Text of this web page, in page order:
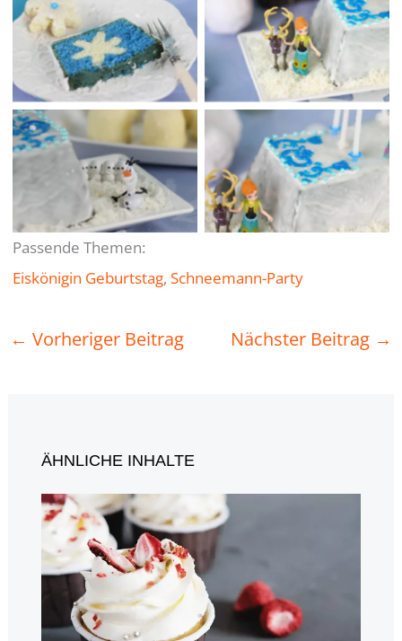
Passende Themen:
Eiskönigin Geburtstag, Schneemann-Party
← Vorheriger Beitrag Nächster Beitrag →
ÄHNLICHE INHALTE